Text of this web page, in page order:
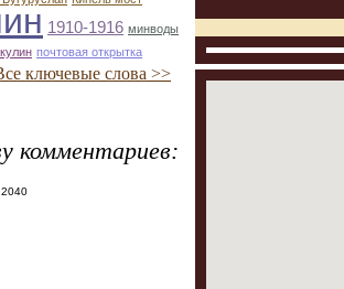
1910-1916 минводы
почтовая открытка
ключевые слова >>
комментариев:
2040